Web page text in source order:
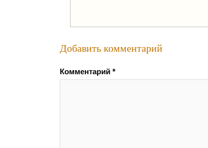
Добавить комментарий
Комментарий *